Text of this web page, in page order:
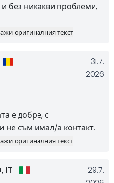
без никакви проблеми,
оригиналния текст
31.7.
2026
е добре, с
не съм имал/а контакт.
оригиналния текст
IT
29.7.